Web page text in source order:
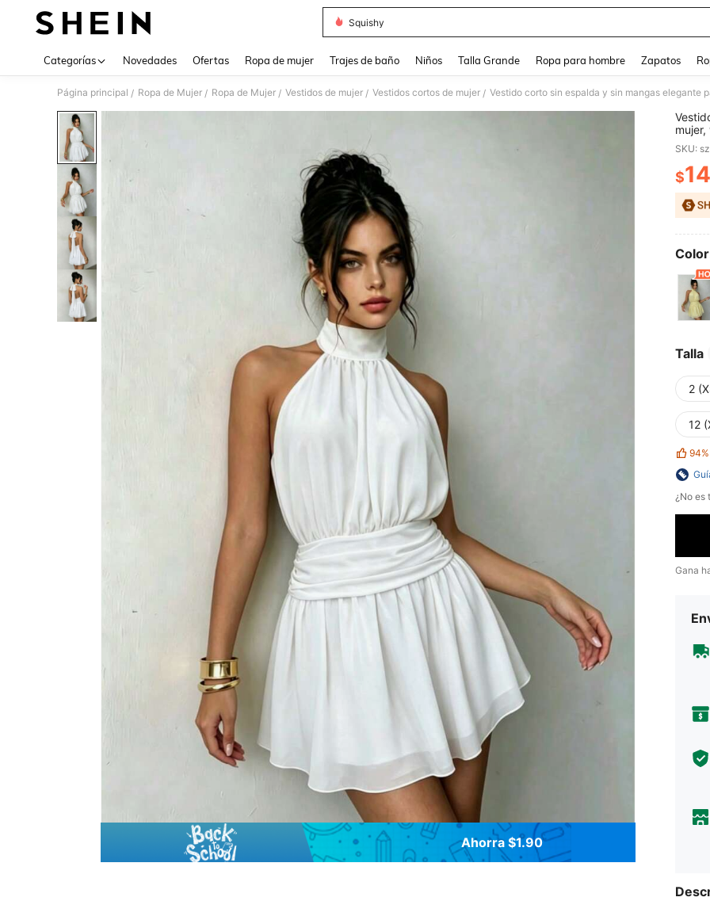
Squishy
Categorías Novedades Ofertas Ropa de mujer Trajes de baño Niños Talla Grande Ropa para hombre Zapatos
Página principal / Ropa de Mujer / Ropa de Mujer / Vestidos de mujer / Vestidos cortos de mujer /
Ahorra $1.90
SKU:
$14
Talla
2
12
94%
¿No es
Gana